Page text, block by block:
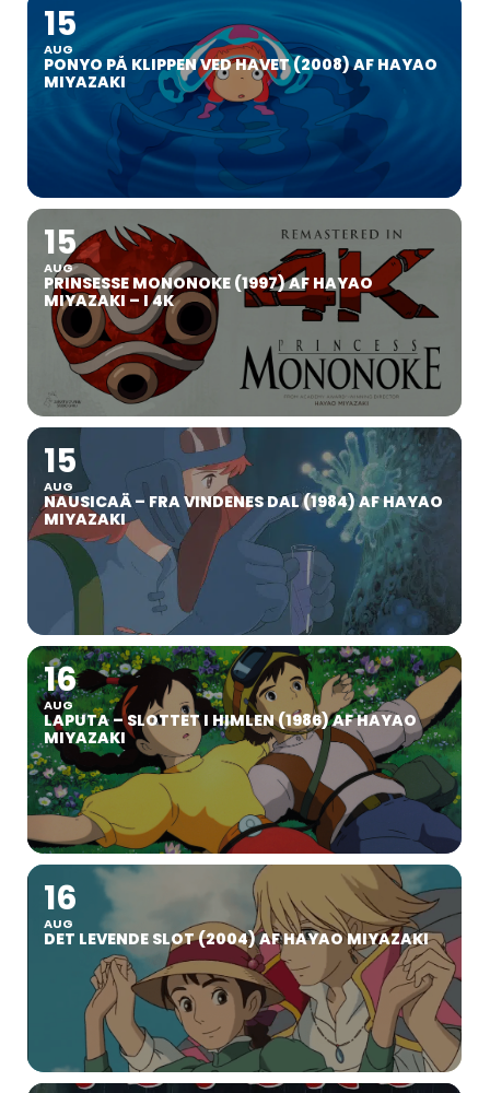
15
AUG
PONYO PÅ KLIPPEN VED HAVET (2008) AF HAYAO
MIYAZAKI
15
AUG
PRINSESSE MONONOKE (1997) AF HAYAO
MIYAZAKI – I 4K
15
AUG
NAUSICAÄ – FRA VINDENES DAL (1984) AF HAYAO
MIYAZAKI
16
AUG
LAPUTA – SLOTTET I HIMLEN (1986) AF HAYAO
MIYAZAKI
16
AUG
DET LEVENDE SLOT (2004) AF HAYAO MIYAZAKI